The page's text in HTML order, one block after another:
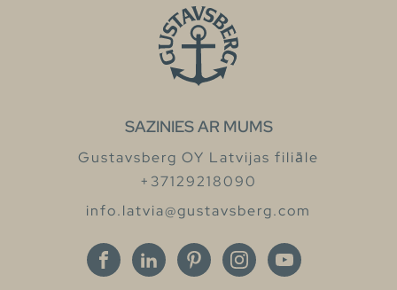
SAZINIES AR MUMS
Gustavsberg OY Latvijas filiāle
+37129218090
info.latvia@gustavsberg.com